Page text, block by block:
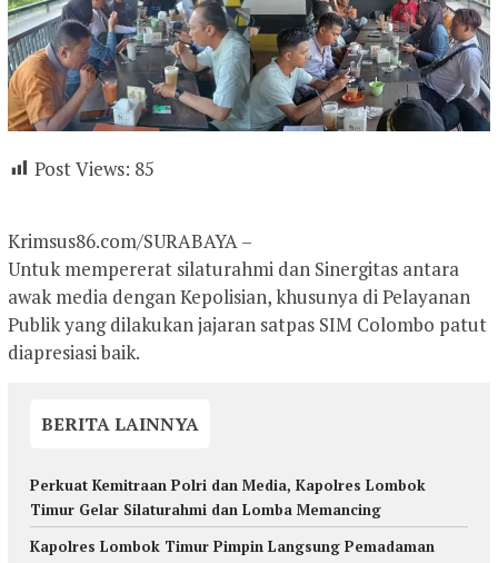
Post Views: 85
Krimsus86.com/SURABAYA –
Untuk mempererat silaturahmi dan Sinergitas antara
awak media dengan Kepolisian, khusunya di Pelayanan
Publik yang dilakukan jajaran satpas SIM Colombo patut
diapresiasi baik.
BERITA LAINNYA
Perkuat Kemitraan Polri dan Media, Kapolres Lombok
Timur Gelar Silaturahmi dan Lomba Memancing
Kapolres Lombok Timur Pimpin Langsung Pemadaman